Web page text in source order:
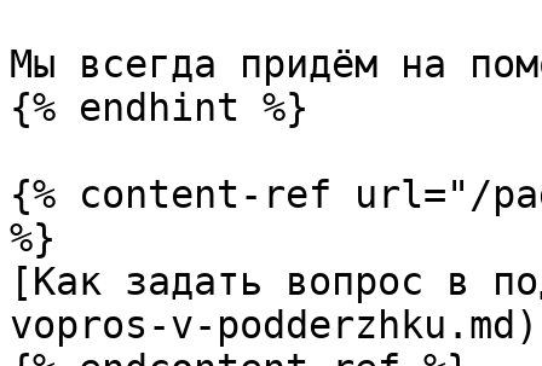
Мы всегда придём на
{% endhint %}
{% content-ref url="/
%}
[Как задать вопрос в
vopros-v-podderzhku.md)